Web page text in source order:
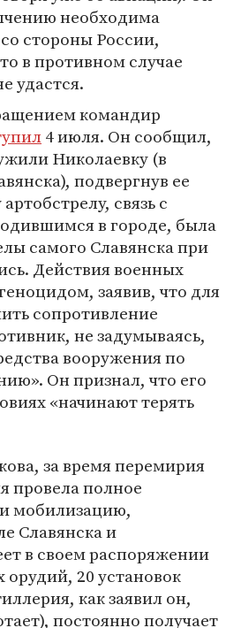
необходима
стороны России,
в противном случае
удастся.
командир
4 июля. Он сообщил,
Николаевку (в
подвергнув ее
связь с
в городе, была
самого Славянска при
Действия военных
заявив, что для
сопротивление
не задумываясь,
вооружения по
Он признал, что его
«начинают терять
за время перемирия
провела полное
мобилизацию,
Славянска и
в своем распоряжении
орудий, 20 установок
как заявил он,
постоянно получает